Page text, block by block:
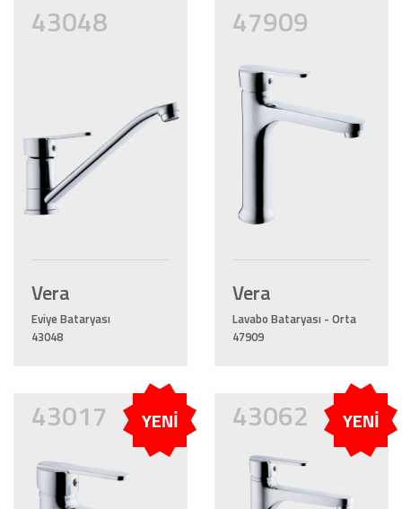
43048
Vera
Eviye Bataryası
43048
47909
Vera
Lavabo Bataryası - Orta
47909
43017 YENİ 43062 YENİ